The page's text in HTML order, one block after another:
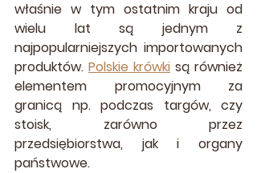
właśnie w tym ostatnim kraju od
wielu lat są jednym z
najpopularniejszych importowanych
produktów. Polskie krówki są również
elementem promocyjnym za
granicą np. podczas targów, czy
stoisk, zarówno przez
przedsiębiorstwa, jak i organy
państwowe.